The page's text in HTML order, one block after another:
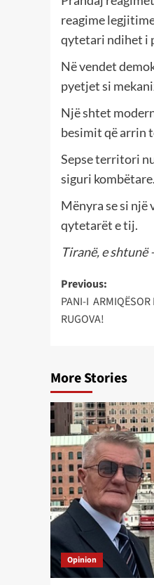
reagime
qytetari ndihet i
Në vendet
pyetjet si
Një shtet
besimit që arrin
Sepse territori
siguri kombëtare.
Mënyra se si
qytetarët e tij.
Tiranë, e shtunë
Post
Previous:
PANI-I ARMIQËSOR
RUGOVA!
More Stories
Opinion